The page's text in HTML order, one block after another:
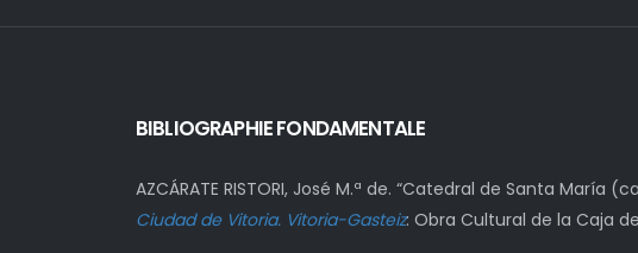
BIBLIOGRAPHIE FONDAMENTALE
AZCÁRATE RISTORI, José M.ª de. “Catedral de Santa María
Ciudad de Vitoria. Vitoria-Gasteiz: Obra Cultural de la Caja